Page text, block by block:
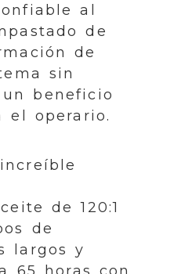
al
de
de
sin
beneficio
el operario.
de 120:1
de
largos y
65 horas con